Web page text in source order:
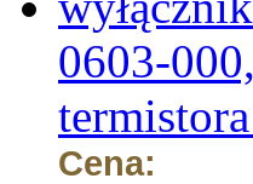
0603-
Cena: